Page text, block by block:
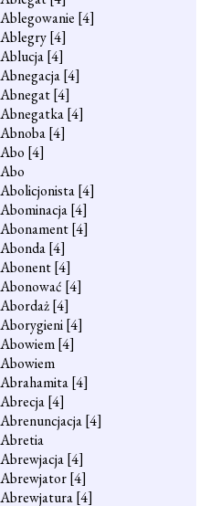
Ablegowanie [4]
Ablegry[4]
Ablucja[4]
Abnegacja[4]
Abnegat[4]
Abnegatka[4]
Abnoba[4]
Abo [4]
Abo
Abolicjonista[4]
Abominacja[4]
Abonament[4]
Abonda[4]
Abonent[4]
Abonować [4]
Abordaż[4]
Aborygieni[4]
Abowiem[4]
Abowiem
Abrahamita[4]
Abrecja[4]
Abrenuncjacja[4]
Abretia
Abrewjacja[4]
Abrewjator[4]
Abrewjatura[4]